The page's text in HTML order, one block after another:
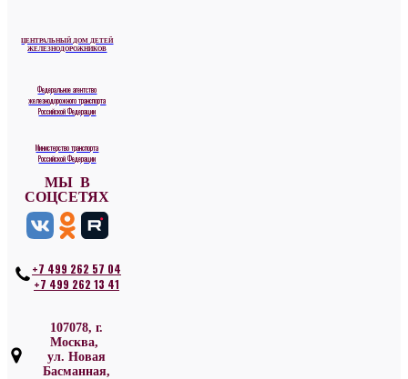
ЦЕНТРАЛЬНЫЙ ДОМ ДЕТЕЙ
ЖЕЛЕЗНОДОРОЖНИКОВ
Федеральное агентство
железнодорожного транспорта
Российской Федерации
Министерство транспорта
Российской Федерации
МЫ В
СОЦСЕТЯХ
+7 499 262 57 04
+7 499 262 13 41
107078, г.
Москва,
ул. Новая
Басманная,